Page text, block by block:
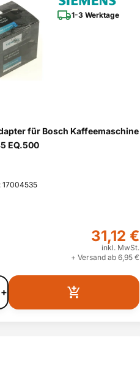
1-3 Werktage
für Bosch Kaffeemaschine
EQ.500
17004535
31,12 €
inkl. MwSt.
+ Versand ab 6,95 €
+